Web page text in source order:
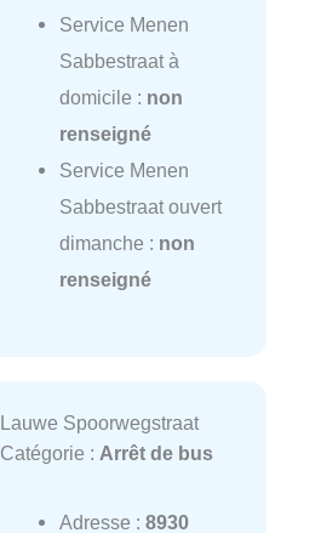
Service Menen
Sabbestraat à
domicile : non
renseigné
Service Menen
Sabbestraat ouvert
dimanche : non
renseigné
Lauwe Spoorwegstraat
Catégorie : Arrêt de bus
Adresse : 8930